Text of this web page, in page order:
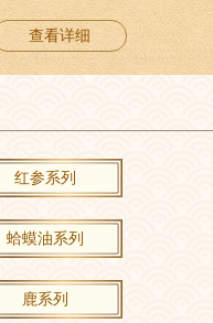
骨城”发祥地五女山脚下。这
人杰地灵，土地肥沃，植物
牌人参系列产品的崛起。公
年6月，注册资本金2090万
通过国家食品药品监督管理
是辽宁省首家通过GMP认...
查看详细
红参系列
蛤蟆油系列
鹿系列